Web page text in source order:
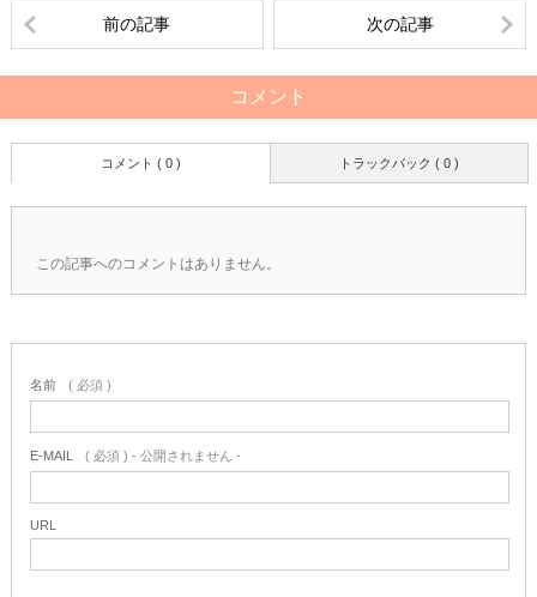
前の記事 次の記事
コメント
トラックバック ( 0 )
コメント ( 0 )
この記事へのコメントはありません。
名前 ( 必須 )
E-MAIL ( 必須 ) - 公開されません -
URL